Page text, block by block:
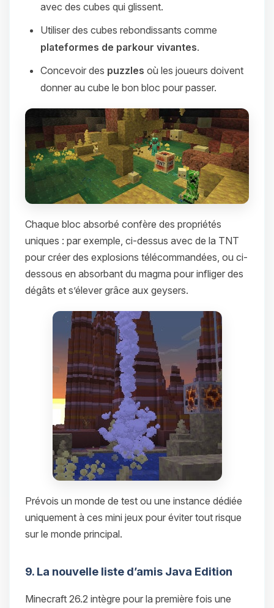
avec des cubes qui glissent.
Utiliser des cubes rebondissants comme
plateformes de parkour vivantes.
Concevoir des puzzles où les joueurs doivent
donner au cube le bon bloc pour passer.
Chaque bloc absorbé confère des propriétés
uniques : par exemple, ci-dessus avec de la TNT
pour créer des explosions télécommandées, ou ci-
dessous en absorbant du magma pour infliger des
dégâts et s’élever grâce aux geysers.
Prévois un monde de test ou une instance dédiée
uniquement à ces mini jeux pour éviter tout risque
sur le monde principal.
9. La nouvelle liste d’amis Java Edition
Minecraft 26.2 intègre pour la première fois une